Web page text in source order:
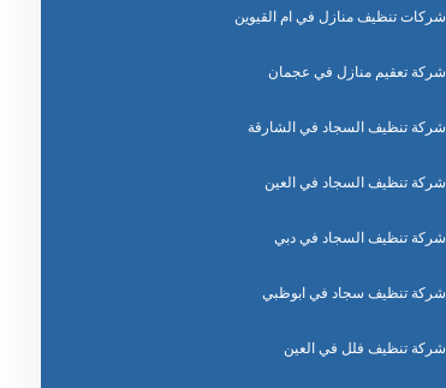
شركات تنظيف منازل في ام القيوين
شركة تعقيم منازل في عجمان
شركة تنظيف السجاد في الشارقة
شركة تنظيف السجاد في العين
شركة تنظيف السجاد في دبي
شركة تنظيف سجاد في ابوظبي
شركة تنظيف فلل في العين